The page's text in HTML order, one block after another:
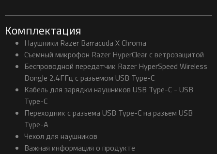
Комплектация
Наушники Razer Barracuda X Chroma
Съемный микрофон Razer HyperClear с ветрозащитой
Беспроводной передатчик Razer HyperSpeed Wireless
Dongle 2.4ГГц с разъемом USB Type-C
Кабель для зарядки наушников USB Type-C - USB
Type-C
Переходник с разъема USB Type-C на разъем USB
Type-A
Чехол для наушников
Важная информация о продукте